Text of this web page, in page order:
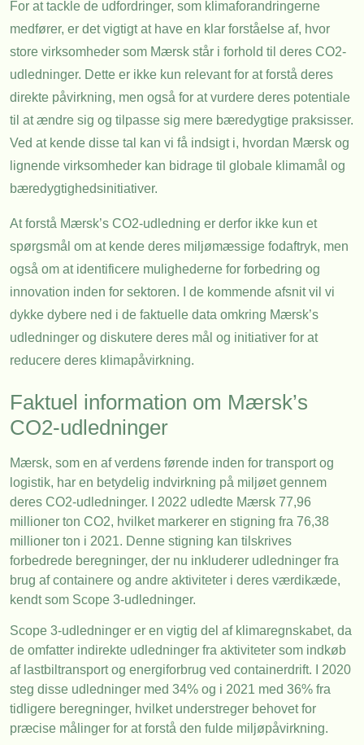
For at tackle de udfordringer, som klimaforandringerne
medfører, er det vigtigt at have en klar forståelse af, hvor
store virksomheder som Mærsk står i forhold til deres CO2-
udledninger. Dette er ikke kun relevant for at forstå deres
direkte påvirkning, men også for at vurdere deres potentiale
til at ændre sig og tilpasse sig mere bæredygtige praksisser.
Ved at kende disse tal kan vi få indsigt i, hvordan Mærsk og
lignende virksomheder kan bidrage til globale klimamål og
bæredygtighedsinitiativer.
At forstå Mærsk’s CO2-udledning er derfor ikke kun et
spørgsmål om at kende deres miljømæssige fodaftryk, men
også om at identificere mulighederne for forbedring og
innovation inden for sektoren. I de kommende afsnit vil vi
dykke dybere ned i de faktuelle data omkring Mærsk’s
udledninger og diskutere deres mål og initiativer for at
reducere deres klimapåvirkning.
Faktuel information om Mærsk’s
CO2-udledninger
Mærsk, som en af verdens førende inden for transport og
logistik, har en betydelig indvirkning på miljøet gennem
deres CO2-udledninger. I 2022 udledte Mærsk 77,96
millioner ton CO2, hvilket markerer en stigning fra 76,38
millioner ton i 2021. Denne stigning kan tilskrives
forbedrede beregninger, der nu inkluderer udledninger fra
brug af containere og andre aktiviteter i deres værdikæde,
kendt som Scope 3-udledninger.
Scope 3-udledninger er en vigtig del af klimaregnskabet, da
de omfatter indirekte udledninger fra aktiviteter som indkøb
af lastbiltransport og energiforbrug ved containerdrift. I 2020
steg disse udledninger med 34% og i 2021 med 36% fra
tidligere beregninger, hvilket understreger behovet for
præcise målinger for at forstå den fulde miljøpåvirkning.